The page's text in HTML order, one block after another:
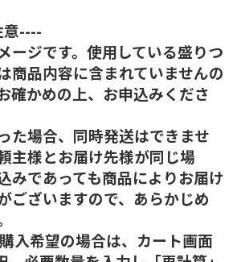
意----
ージです。使用している盛りつ
商品内容に含まれていませんの
確かめの上、お申込みくださ
た場合、同時発送はできませ
主様とお届け先様が同じ場
みであっても商品によりお届け
ございますので、あらかじめ
入希望の場合は、カート画面